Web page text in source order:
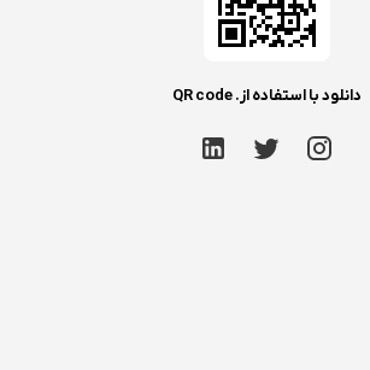
دانلود با استفاده از. QR code